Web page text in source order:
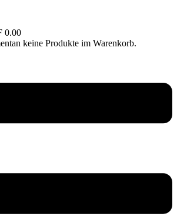
0.00
keine Produkte im Warenkorb.